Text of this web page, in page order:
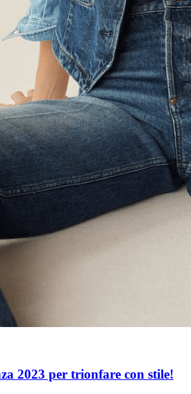
2023 per trionfare con stile!